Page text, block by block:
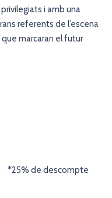
i amb una
referents de l’escena
marcaran el futur
*25% de descompte